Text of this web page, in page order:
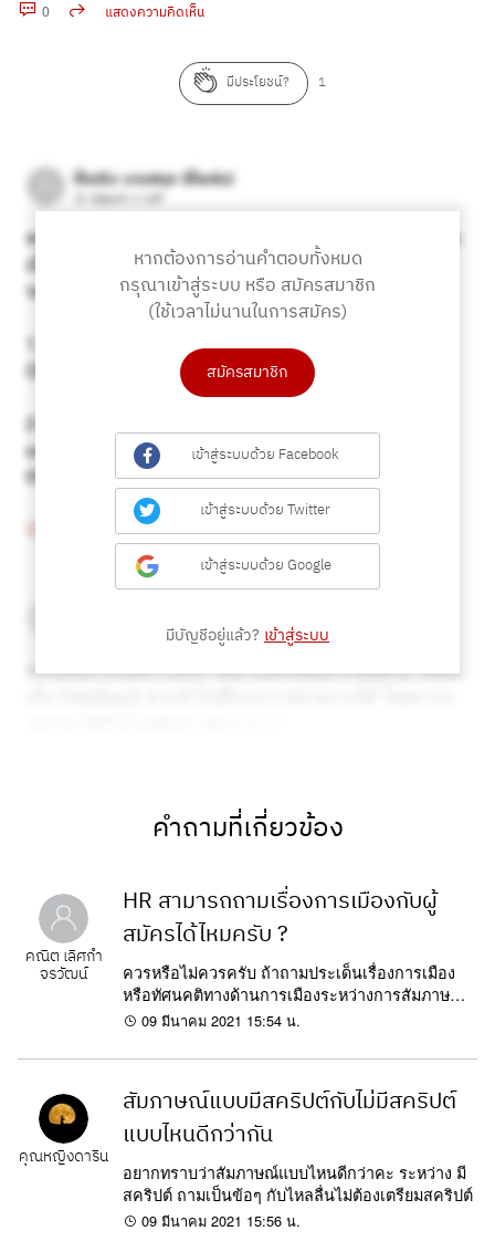
0 แสดงความคิดเห็น
มีประโยชน์? 1
หากต้องการอ่านคำตอบทั้งหมด
กรุณาเข้าสู่ระบบ หรือ สมัครสมาชิก
(ใช้เวลาไม่นานในการสมัคร)
สมัครสมาชิก
เข้าสู่ระบบด้วย Facebook
เข้าสู่ระบบด้วย Twitter
เข้าสู่ระบบด้วย Google
มีบัญชีอยู่แล้ว? เข้าสู่ระบบ
คำถามที่เกี่ยวข้อง
คณิต เลิศกำ
จรวัฒน์
HR สามารถถามเรื่องการเมืองกับผู้
สมัครได้ไหมครับ ?
ควรหรือไม่ควรครับ ถ้าถามประเด็นเรื่องการเมือง
หรือทัศนคติทางด้านการเมืองระหว่างการสัมภาษณ์
ครับ09 มีนาคม 2021 15:54 น.
คุณหญิงดาริน
สัมภาษณ์แบบมีสคริปต์กับไม่มีสคริปต์
แบบไหนดีกว่ากัน
อยากทราบว่าสัมภาษณ์แบบไหนดีกว่าคะ ระหว่าง มี
สคริปต์ ถามเป็นข้อๆ กับไหลลื่นไม่ต้องเตรียมสคริปต์
09 มีนาคม 2021 15:56 น.